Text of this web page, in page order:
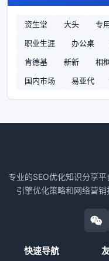
资生堂 大头 专
职业生涯
办公桌
肯德基
新新 相
国内市场
易亚代
专业的SEO优化知识分享
引擎优化策略和网络营销
快速导航